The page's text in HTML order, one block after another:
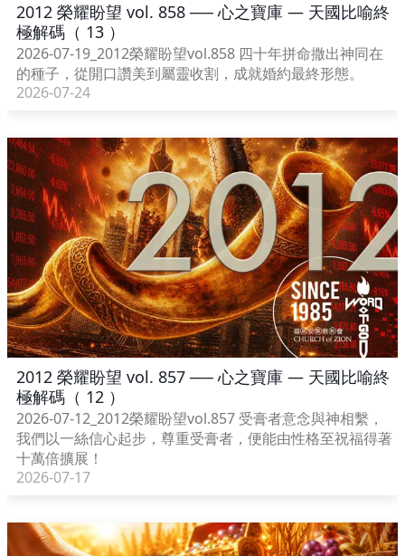
2012 榮耀盼望 vol. 858 ── 心之寶庫 — 天國比喻終
極解碼（ 13 ）
2026-07-19_2012榮耀盼望vol.858 四十年拼命撒出神同在
的種子，從開口讚美到屬靈收割，成就婚約最終形態。
2026-07-24
2012 榮耀盼望 vol. 857 ── 心之寶庫 — 天國比喻終
極解碼（ 12 ）
2026-07-12_2012榮耀盼望vol.857 受膏者意念與神相繫，
我們以一絲信心起步，尊重受膏者，便能由性格至祝福得著
十萬倍擴展！
2026-07-17